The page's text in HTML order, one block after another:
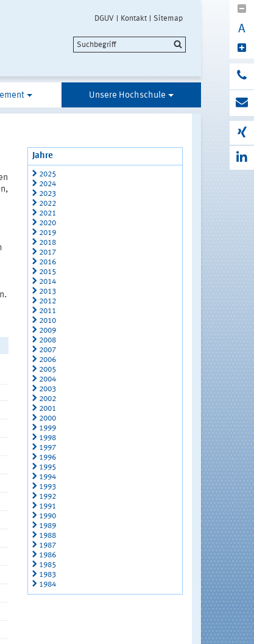
DGUV Kontakt Sitemap
A
Unsere Hochschule
Jahre
2025
2024
2023
2022
2021
2020
2019
2018
2017
2016
2015
2014
2013
2012
2011
2010
2009
2008
2007
2006
2005
2004
2003
2002
2001
2000
1999
1998
1997
1996
1995
1994
1993
1992
1991
1990
1989
1988
1987
1986
1985
1983
1984